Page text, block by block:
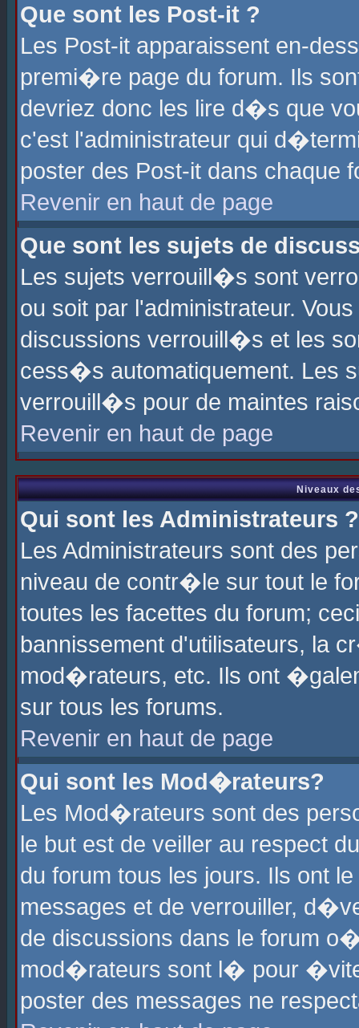
Que sont les Post-it ?
Les Post-it apparaissent en-
premi�re page du forum. Ils
devriez donc les lire d�s que
c'est l'administrateur qui
poster des Post-it dans chaque
Revenir en haut de page
Que sont les sujets de
Les sujets verrouill�s sont
ou soit par l'administrateur.
discussions verrouill�s et les
cess�s automatiquement. Les
verrouill�s pour de maintes
Revenir en haut de page
Niveaux
Qui sont les Administrateurs ?
Les Administrateurs sont des
niveau de contr�le sur tout le
toutes les facettes du forum;
bannissement d'utilisateurs, la
mod�rateurs, etc. Ils ont
sur tous les forums.
Revenir en haut de page
Qui sont les Mod�rateurs?
Les Mod�rateurs sont des
le but est de veiller au respect
du forum tous les jours. Ils ont
messages et de verrouiller,
de discussions dans le forum
mod�rateurs sont l� pour
poster des messages ne